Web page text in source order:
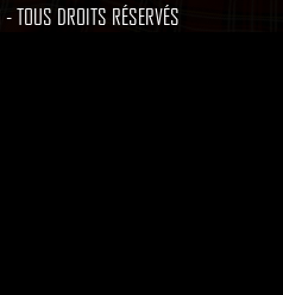
DROITS RÉSERVÉS